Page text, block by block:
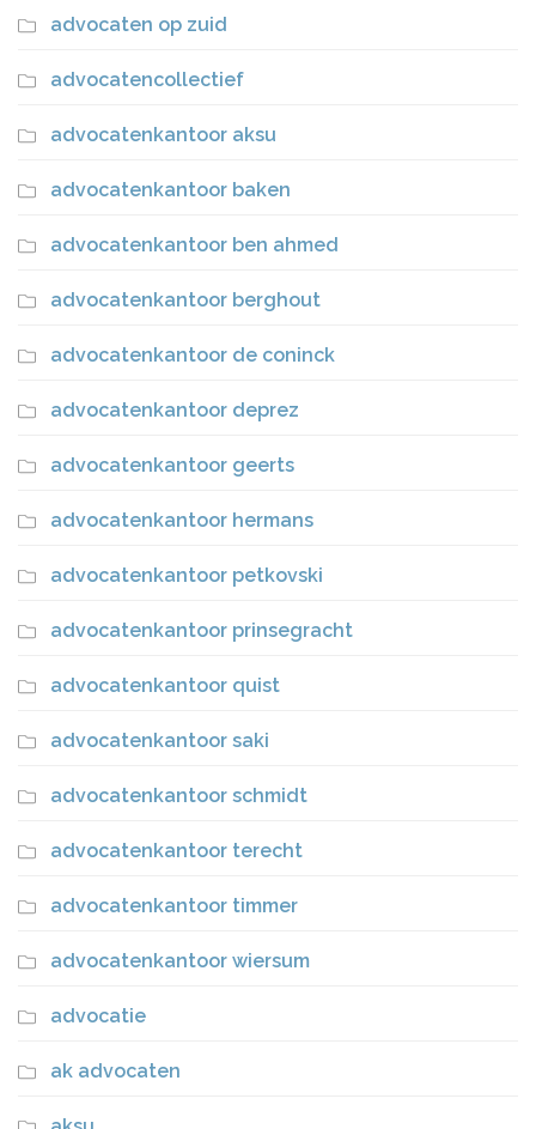
advocaten op zuid
advocatencollectief
advocatenkantoor aksu
advocatenkantoor baken
advocatenkantoor ben ahmed
advocatenkantoor berghout
advocatenkantoor de coninck
advocatenkantoor deprez
advocatenkantoor geerts
advocatenkantoor hermans
advocatenkantoor petkovski
advocatenkantoor prinsegracht
advocatenkantoor quist
advocatenkantoor saki
advocatenkantoor schmidt
advocatenkantoor terecht
advocatenkantoor timmer
advocatenkantoor wiersum
advocatie
ak advocaten